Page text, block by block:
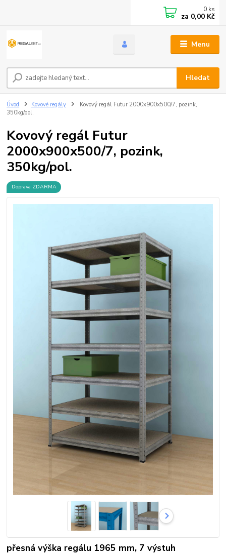
Menu
Hledat
0 ks
za 0,00 Kč
Úvod Kovové regály
Kovový regál Futur 2000x900x500/7, pozink,
350kg/pol.
Kovový regál Futur
2000x900x500/7, pozink,
350kg/pol.
Doprava ZDARMA
přesná výška regálu 1965 mm, 7 výstuh